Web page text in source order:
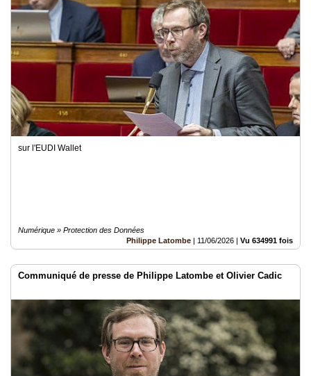
sur l'EUDI Wallet
Numérique » Protection des Données
Philippe Latombe | 11/06/2026 | Vu 634991 fois
Communiqué de presse de Philippe Latombe et Olivier Cadic